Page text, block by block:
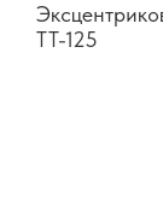
TT-125